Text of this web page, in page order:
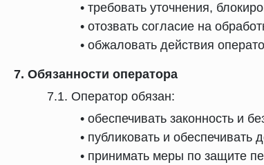
• требовать уточнения,
• отозвать согласие на
• обжаловать действия
7. Обязанности оператора
7.1. Оператор обязан:
• обеспечивать законность и
• публиковать и обеспечивать
• принимать меры по защите